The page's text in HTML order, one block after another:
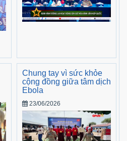
Chung tay vì sức khỏe
cộng đồng giữa tâm dịch
Ebola
23/06/2026